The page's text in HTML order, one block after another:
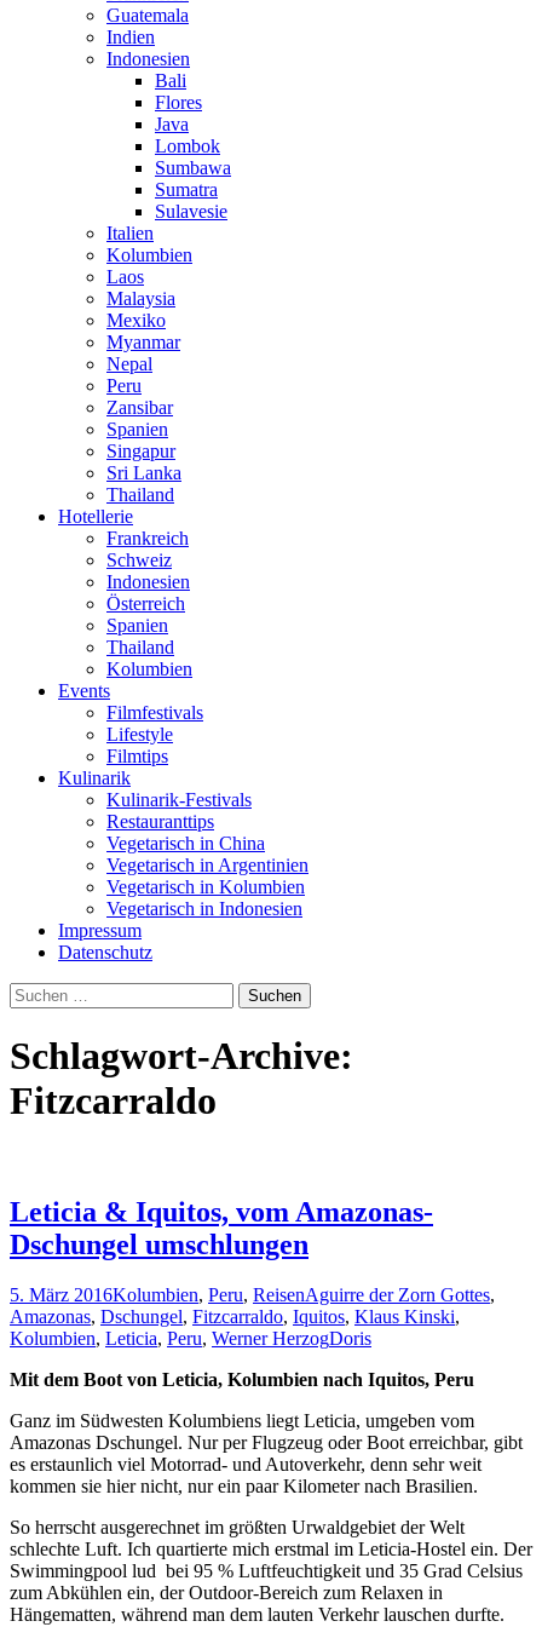
Guatemala
Indien
Indonesien
Bali
Flores
Java
Lombok
Sumbawa
Sumatra
Sulavesie
Italien
Kolumbien
Laos
Malaysia
Mexiko
Myanmar
Nepal
Peru
Zansibar
Spanien
Singapur
Sri Lanka
Thailand
Hotellerie
Frankreich
Schweiz
Indonesien
Österreich
Spanien
Thailand
Kolumbien
Events
Filmfestivals
Lifestyle
Filmtips
Kulinarik
Kulinarik-Festivals
Restauranttips
Vegetarisch in China
Vegetarisch in Argentinien
Vegetarisch in Kolumbien
Vegetarisch in Indonesien
Impressum
Datenschutz
Suchen
nach:
Schlagwort-Archive:
Fitzcarraldo
Leticia & Iquitos, vom Amazonas-
Dschungel umschlungen
5. März 2016Kolumbien, Peru, ReisenAguirre der Zorn Gottes,
Amazonas, Dschungel, Fitzcarraldo, Iquitos, Klaus Kinski,
Kolumbien, Leticia, Peru, Werner HerzogDoris
Mit dem Boot von Leticia, Kolumbien nach Iquitos, Peru
Ganz im Südwesten Kolumbiens liegt Leticia, umgeben vom
Amazonas Dschungel. Nur per Flugzeug oder Boot erreichbar, gibt
es erstaunlich viel Motorrad- und Autoverkehr, denn sehr weit
kommen sie hier nicht, nur ein paar Kilometer nach Brasilien.
So herrscht ausgerechnet im größten Urwaldgebiet der Welt
schlechte Luft. Ich quartierte mich erstmal im Leticia-Hostel ein. Der
Swimmingpool lud bei 95 % Luftfeuchtigkeit und 35 Grad Celsius
zum Abkühlen ein, der Outdoor-Bereich zum Relaxen in
Hängematten, während man dem lauten Verkehr lauschen durfte.